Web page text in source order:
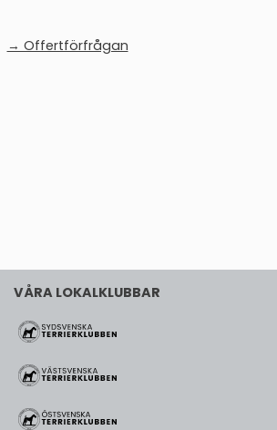
→ Offertförfrågan
VÅRA LOKALKLUBBAR